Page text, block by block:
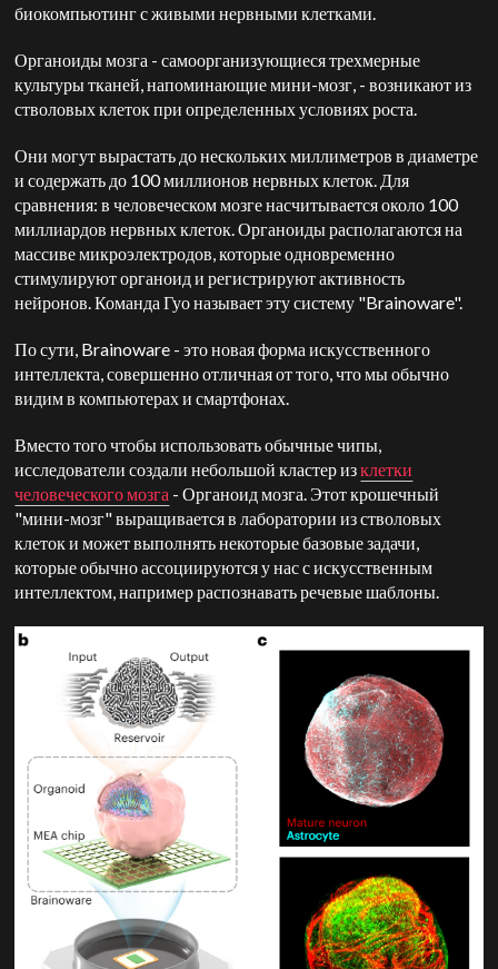
биокомпьютинг с живыми нервными клетками.
Органоиды мозга - самоорганизующиеся трехмерные
культуры тканей, напоминающие мини-мозг, - возникают из
стволовых клеток при определенных условиях роста.
Они могут вырастать до нескольких миллиметров в диаметре
и содержать до 100 миллионов нервных клеток. Для
сравнения: в человеческом мозге насчитывается около 100
миллиардов нервных клеток. Органоиды располагаются на
массиве микроэлектродов, которые одновременно
стимулируют органоид и регистрируют активность
нейронов. Команда Гуо называет эту систему "Brainoware".
По сути, Brainoware - это новая форма искусственного
интеллекта, совершенно отличная от того, что мы обычно
видим в компьютерах и смартфонах.
Вместо того чтобы использовать обычные чипы,
исследователи создали небольшой кластер изклетки
человеческого мозга - Органоид мозга. Этот крошечный
"мини-мозг" выращивается в лаборатории из стволовых
клеток и может выполнять некоторые базовые задачи,
которые обычно ассоциируются у нас с искусственным
интеллектом, например распознавать речевые шаблоны.